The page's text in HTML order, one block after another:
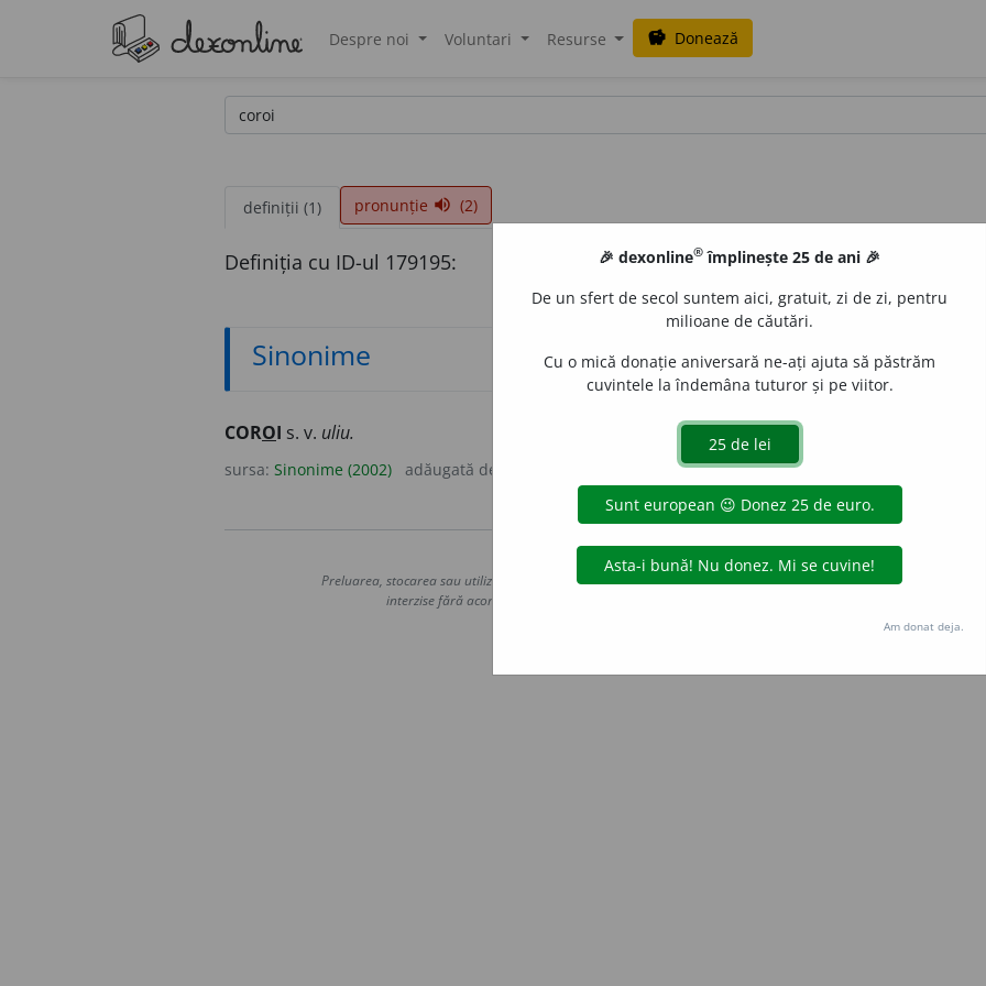
Despre noi Voluntari Resurse savings Donează
definiții (1) pronunție volume_up (2)
Definiția cu ID-ul 179195:
Sinonime
COROI s. v. uliu.
sursa: Sinonime (2002) adăugată de
Copyright © 2004-2026 dexonline (https://dexonline.ro)
Preluarea, stocarea sau utilizarea datelor de pe acest site, inclusiv prin orice metode de extragere automată
interzise fără acordul nostru prealabil scris, cu excepția seturilor de date oferite oficial spre utilizare
Hosterion
🎉 dexonline® împlinește 25 de ani 🎉
De un sfert de secol suntem aici, gratuit, zi de zi, pentru
milioane de căutări.
Cu o mică donație aniversară ne-ați ajuta să păstrăm
cuvintele la îndemâna tuturor și pe viitor.
Am donat deja.